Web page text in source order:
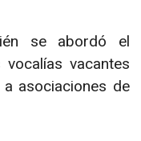
se abordó el
vacantes
asociaciones de